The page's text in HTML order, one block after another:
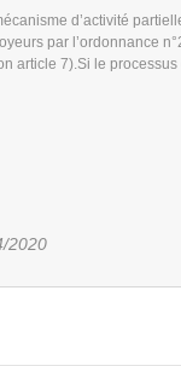
d’activité
par l’ordonnance
article 7).Si le
2020